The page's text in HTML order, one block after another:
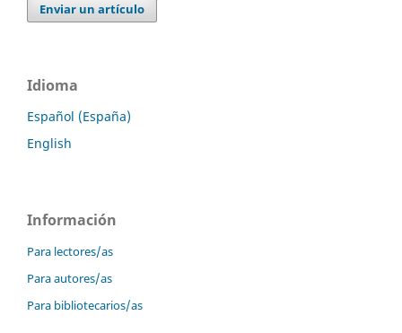
Enviar un artículo
Idioma
Español (España)
English
Información
Para lectores/as
Para autores/as
Para bibliotecarios/as